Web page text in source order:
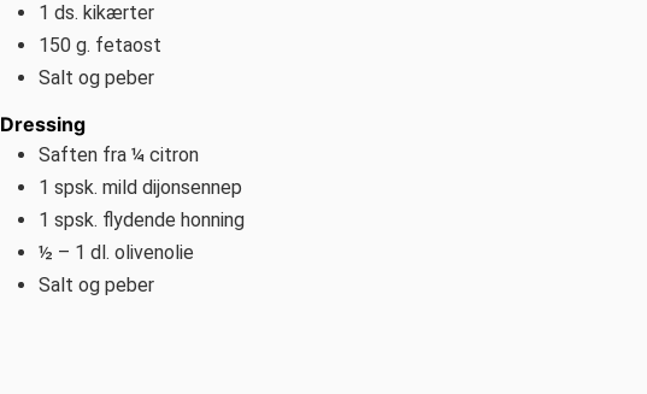
1 ds. kikærter
150 g. fetaost
Salt og peber
Dressing
Saften fra ¼ citron
1 spsk. mild dijonsennep
1 spsk. flydende honning
½ – 1 dl. olivenolie
Salt og peber